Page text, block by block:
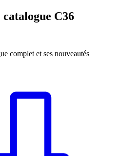
C36
complet et ses nouveautés